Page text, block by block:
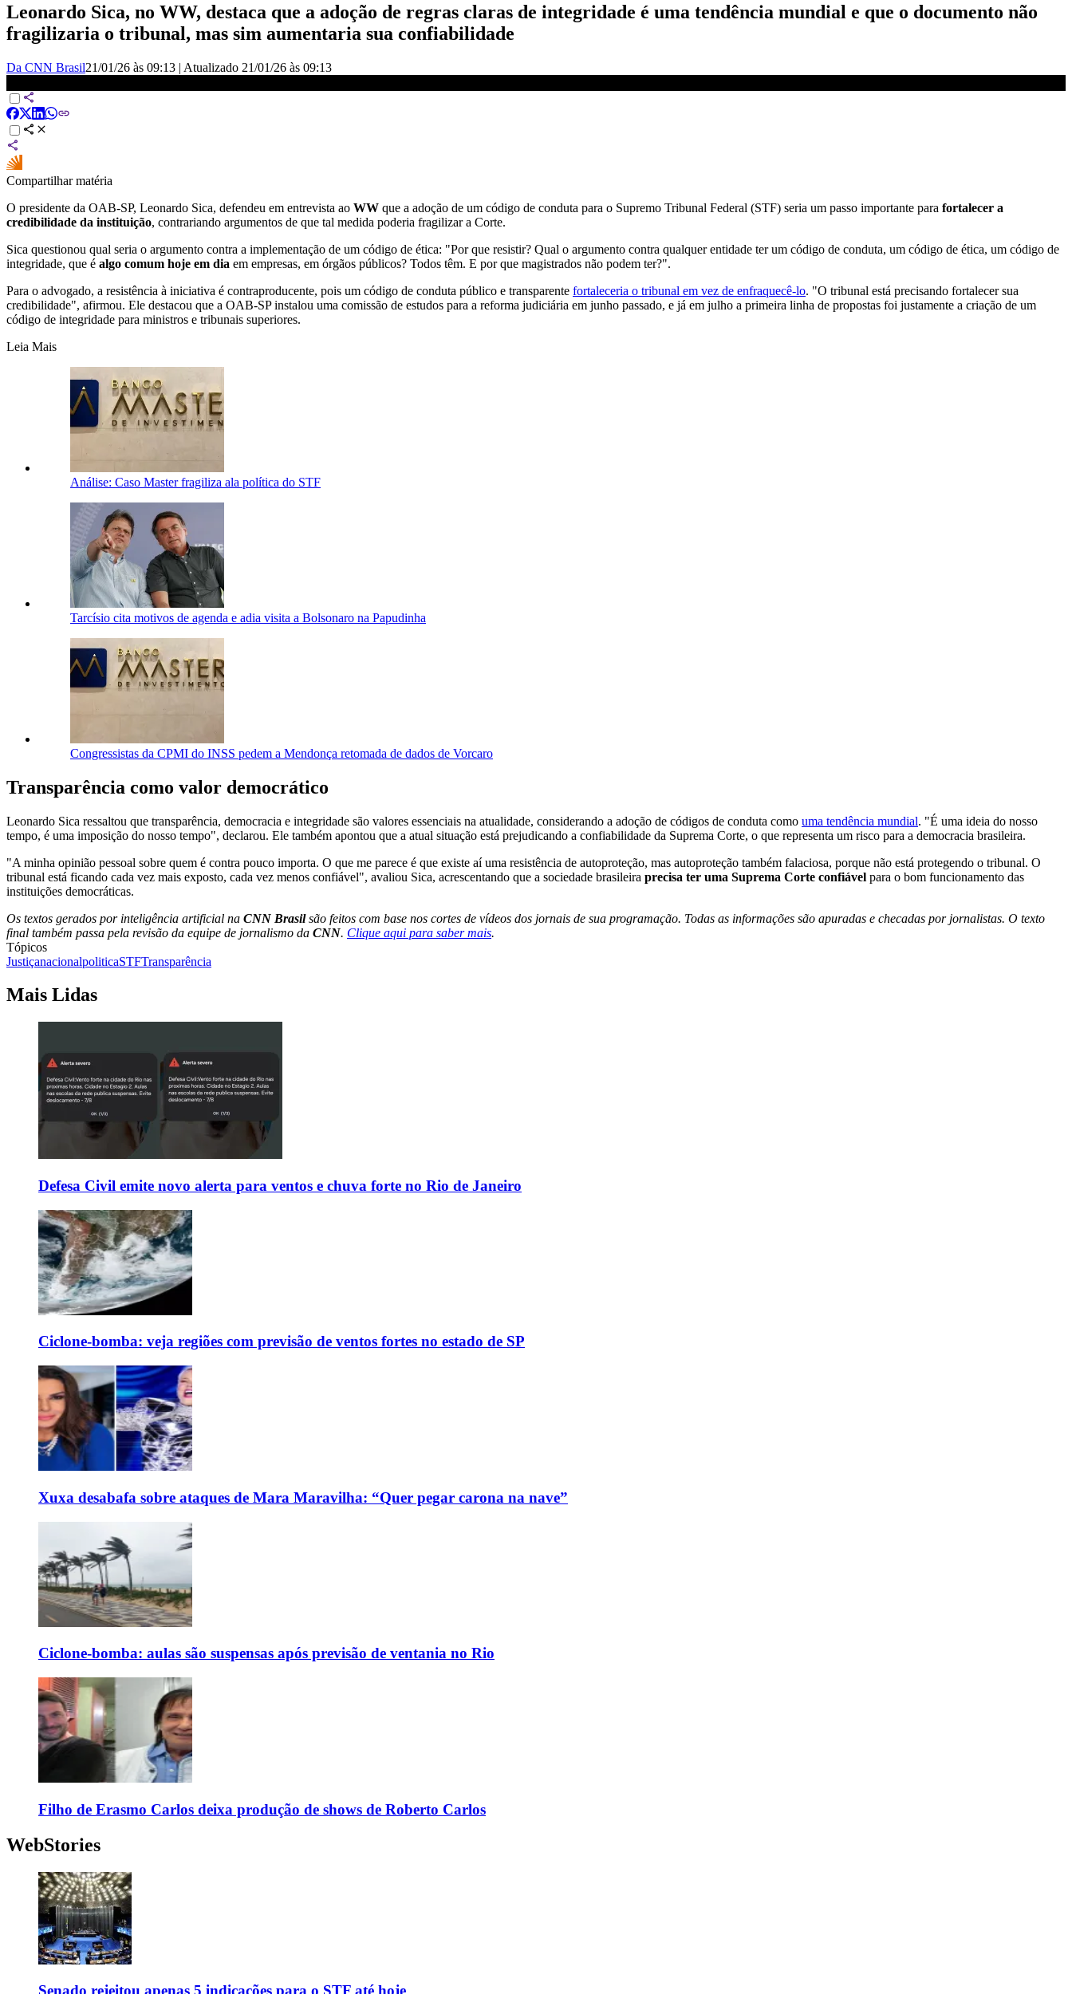
Leonardo Sica, no WW, destaca que a adoção de regras claras de integridade é uma tendência mundial e que o documento não
fragilizaria o tribunal, mas sim aumentaria sua confiabilidade
Da CNN Brasil21/01/26 às 09:13 | Atualizado 21/01/26 às 09:13
Compartilhar matéria
O presidente da OAB-SP, Leonardo Sica, defendeu em entrevista ao WW que a adoção de um código de conduta para o Supremo Tribunal Federal (STF) seria um passo importante para fortalecer a
credibilidade da instituição, contrariando argumentos de que tal medida poderia fragilizar a Corte.
Sica questionou qual seria o argumento contra a implementação de um código de ética: "Por que resistir? Qual o argumento contra qualquer entidade ter um código de conduta, um código de ética, um código de
integridade, que é algo comum hoje em dia em empresas, em órgãos públicos? Todos têm. E por que magistrados não podem ter?".
Para o advogado, a resistência à iniciativa é contraproducente, pois um código de conduta público e transparente fortaleceria o tribunal em vez de enfraquecê-lo. "O tribunal está precisando fortalecer sua
credibilidade", afirmou. Ele destacou que a OAB-SP instalou uma comissão de estudos para a reforma judiciária em junho passado, e já em julho a primeira linha de propostas foi justamente a criação de um
código de integridade para ministros e tribunais superiores.
Leia Mais
Análise: Caso Master fragiliza ala política do STF
Tarcísio cita motivos de agenda e adia visita a Bolsonaro na Papudinha
Congressistas da CPMI do INSS pedem a Mendonça retomada de dados de Vorcaro
Transparência como valor democrático
Leonardo Sica ressaltou que transparência, democracia e integridade são valores essenciais na atualidade, considerando a adoção de códigos de conduta como uma tendência mundial. "É uma ideia do nosso
tempo, é uma imposição do nosso tempo", declarou. Ele também apontou que a atual situação está prejudicando a confiabilidade da Suprema Corte, o que representa um risco para a democracia brasileira.
"A minha opinião pessoal sobre quem é contra pouco importa. O que me parece é que existe aí uma resistência de autoproteção, mas autoproteção também falaciosa, porque não está protegendo o tribunal. O
tribunal está ficando cada vez mais exposto, cada vez menos confiável", avaliou Sica, acrescentando que a sociedade brasileira precisa ter uma Suprema Corte confiável para o bom funcionamento das
instituições democráticas.
Os textos gerados por inteligência artificial na CNN Brasilsão feitos com base nos cortes de vídeos dos jornais de sua programação. Todas as informações são apuradas e checadas por jornalistas. O texto
final também passa pela revisão da equipe de jornalismo da CNN. Clique aqui para saber mais.
Tópicos
JustiçanacionalpoliticaSTFTransparência
Mais Lidas
Defesa Civil emite novo alerta para ventos e chuva forte no Rio de Janeiro
Ciclone-bomba: veja regiões com previsão de ventos fortes no estado de SP
Xuxa desabafa sobre ataques de Mara Maravilha: “Quer pegar carona na nave”
Ciclone-bomba: aulas são suspensas após previsão de ventania no Rio
Filho de Erasmo Carlos deixa produção de shows de Roberto Carlos
WebStories